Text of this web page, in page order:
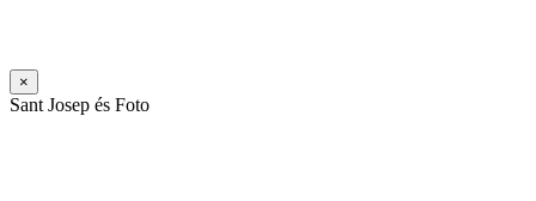
×
Sant Josep és Foto